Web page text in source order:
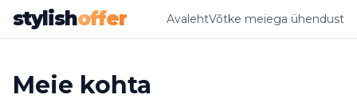
stylishoffer AvalehtVõtke meiega ühendust
Meie kohta